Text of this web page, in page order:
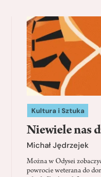
Kultura i Sztuka
Niewiele nas
Michał Jędrzejek
Można w Odysei
powrocie weterana do